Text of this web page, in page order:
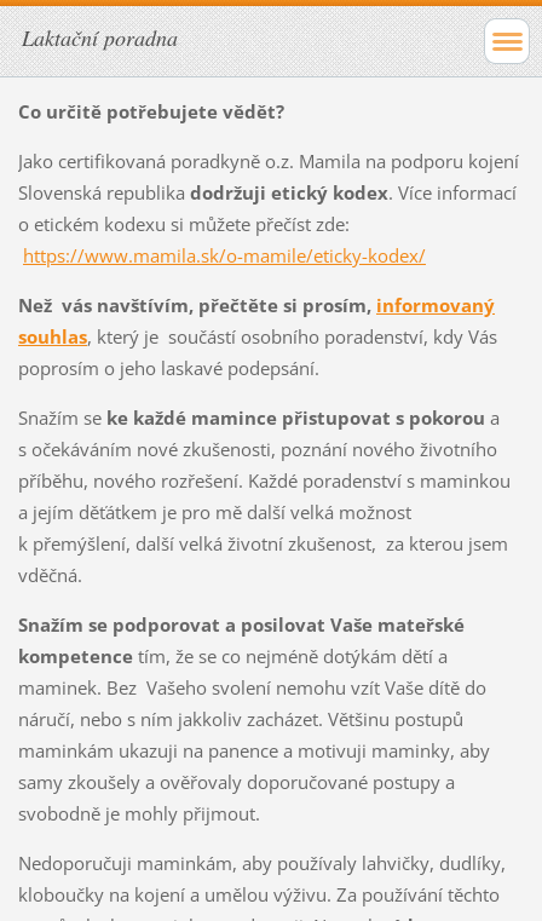
Laktační poradna
Co určitě potřebujete vědět?
Jako certifikovaná poradkyně o.z. Mamila na podporu kojení
Slovenská republika dodržuji etický kodex. Více informací
o etickém kodexu si můžete přečíst zde:
https://www.mamila.sk/o-mamile/eticky-kodex/
Než vás navštívím, přečtěte si prosím, informovaný
souhlas, který je součástí osobního poradenství, kdy Vás
poprosím o jeho laskavé podepsání.
Snažím se ke každé mamince přistupovat s pokorou a
s očekáváním nové zkušenosti, poznání nového životního
příběhu, nového rozřešení. Každé poradenství s maminkou
a jejím děťátkem je pro mě další velká možnost
k přemýšlení, další velká životní zkušenost, za kterou jsem
vděčná.
Snažím se podporovat a posilovat Vaše mateřské
kompetencetím, že se co nejméně dotýkám dětí a
maminek. Bez Vašeho svolení nemohu vzít Vaše dítě do
náručí, nebo s ním jakkoliv zacházet. Většinu postupů
maminkám ukazuji na panence a motivuji maminky, aby
samy zkoušely a ověřovaly doporučované postupy a
svobodně je mohly přijmout.
Nedoporučuji maminkám, aby používaly lahvičky, dudlíky,
kloboučky na kojení a umělou výživu. Za používání těchto